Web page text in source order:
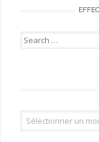
Search for:
Tous les billets